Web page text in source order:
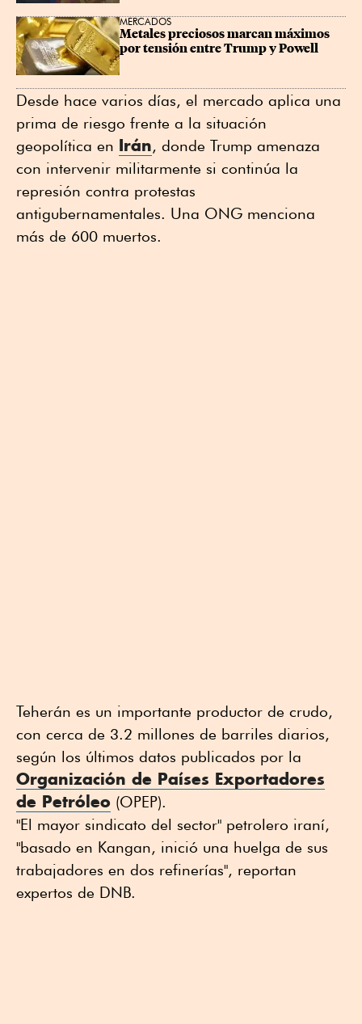
MERCADOS
Metales preciosos marcan máximos
por tensión entre Trump y Powell
Desde hace varios días, el mercado aplica una
prima de riesgo frente a la situación
geopolítica en Irán, donde Trump amenaza
con intervenir militarmente si continúa la
represión contra protestas
antigubernamentales. Una ONG menciona
más de 600 muertos.
Teherán es un importante productor de crudo,
con cerca de 3.2 millones de barriles diarios,
según los últimos datos publicados por la
Organización de Países Exportadores
de Petróleo (OPEP).
"El mayor sindicato del sector" petrolero iraní,
"basado en Kangan, inició una huelga de sus
trabajadores en dos refinerías", reportan
expertos de DNB.